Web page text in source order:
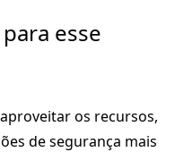
esse
os recursos,
de segurança mais